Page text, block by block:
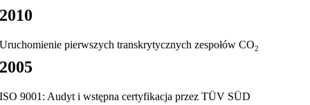
2010
Uruchomienie pierwszych transkrytycznych zespołów CO2
2005
ISO 9001: Audyt i wstępna certyfikacja przez TÜV SÜD